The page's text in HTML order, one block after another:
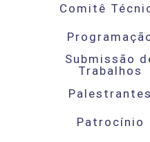
Comitê
Submissão
Trabalhos
Palestrantes
Patrocínio